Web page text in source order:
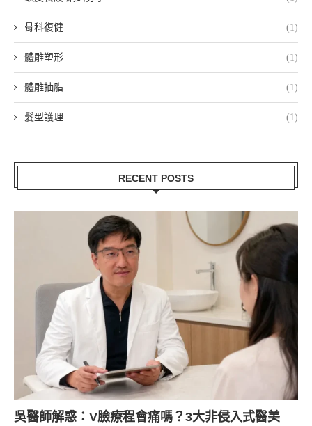
骨科復健 (1)
體雕塑形 (1)
體雕抽脂 (1)
髮型護理 (1)
RECENT POSTS
吳醫師解惑：V臉療程會痛嗎？3大非侵入式醫美